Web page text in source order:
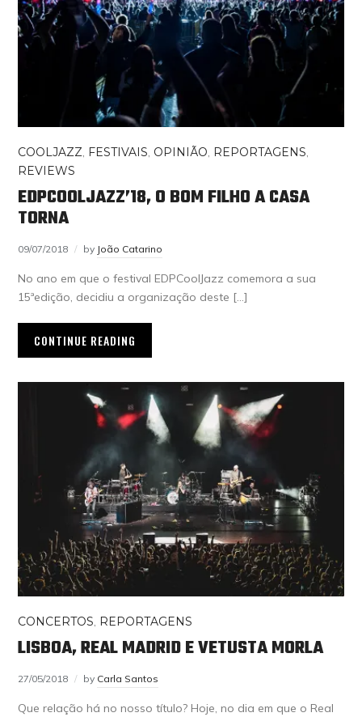
COOLJAZZ, FESTIVAIS, OPINIÃO, REPORTAGENS,
REVIEWS
EDPCOOLJAZZ’18, O BOM FILHO A CASA
TORNA
09/07/2018 by João Catarino
No ano em que o festival EDPCoolJazz comemora a sua
15ªedição, decidiu a organização deste […]
CONTINUE READING
CONCERTOS, REPORTAGENS
LISBOA, REAL MADRID E VETUSTA MORLA
27/05/2018 by Carla Santos
Que relação há no nosso título? Hoje, no dia em que o Real